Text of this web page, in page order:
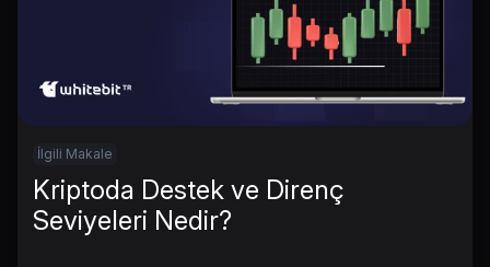
İlgili Makale
Kriptoda Destek ve Direnç
Seviyeleri Nedir?